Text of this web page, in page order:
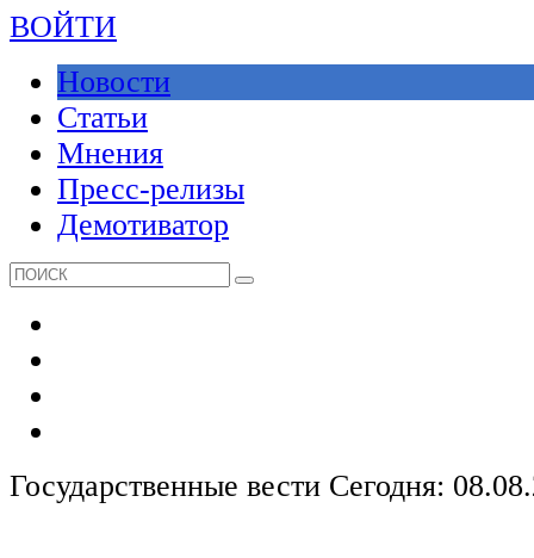
ВОЙТИ
Новости
Статьи
Мнения
Пресс-релизы
Демотиватор
Государственные вести Сегодня: